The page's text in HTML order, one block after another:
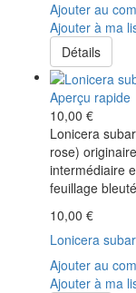
Ajouter au
Ajouter à ma
Détails
Aperçu rapide
10,00 €
Lonicera
rose)
intermédiaire
feuillage
10,00 €
Lonicera
Ajouter au
Ajouter à ma